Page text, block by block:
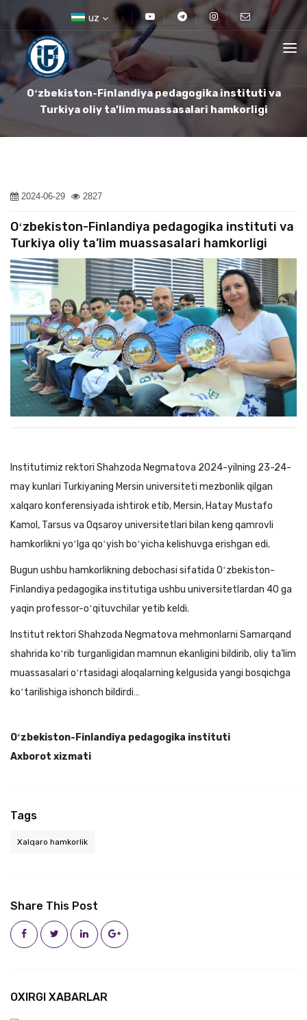
uz
Oʻzbekiston-Finlandiya pedagogika instituti va
Turkiya oliy ta’lim muassasalari hamkorligi
2024-06-29 2827
Oʻzbekiston-Finlandiya pedagogika instituti va
Turkiya oliy ta’lim muassasalari hamkorligi
Institutimiz rektori Shahzoda Negmatova 2024-yilning 23-24-
may kunlari Turkiyaning Mersin universiteti mezbonlik qilgan
xalqaro konferensiyada ishtirok etib, Mersin, Hatay Mustafo
Kamol, Tarsus va Oqsaroy universitetlari bilan keng qamrovli
hamkorlikni yoʻlga qoʻyish boʻyicha kelishuvga erishgan edi.
Bugun ushbu hamkorlikning debochasi sifatida Oʻzbekiston-
Finlandiya pedagogika institutiga ushbu universitetlardan 40 ga
yaqin professor-oʻqituvchilar yetib keldi.
Institut rektori Shahzoda Negmatova mehmonlarni Samarqand
shahrida koʻrib turganligidan mamnun ekanligini bildirib, oliy ta’lim
muassasalari oʻrtasidagi aloqalarning kelgusida yangi bosqichga
koʻtarilishiga ishonch bildirdi…
Oʻzbekiston-Finlandiya pedagogika instituti
Axborot xizmati
Tags
Xalqaro hamkorlik
Share This Post
OXIRGI XABARLAR